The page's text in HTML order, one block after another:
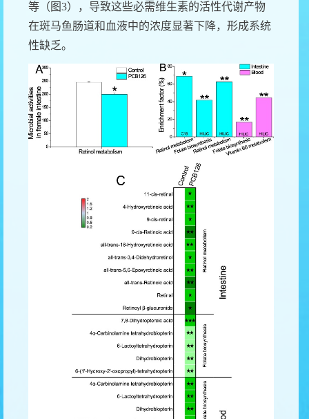
等（图3），导致这些必需维生素的活性代谢产物
在斑马鱼肠道和血液中的浓度显著下降，形成系统
性缺乏。